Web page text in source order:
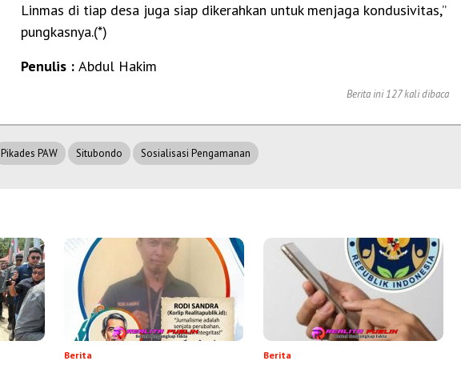
Linmas di tiap desa juga siap dikerahkan untuk menjaga kondusivitas,”
pungkasnya.(*)
Penulis : Abdul Hakim
Berita ini 127 kali dibaca
Pikades PAW Situbondo Sosialisasi Pengamanan
Berita Berita